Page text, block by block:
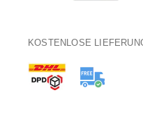
KOSTENLOSE